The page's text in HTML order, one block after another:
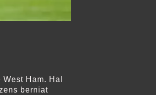
Ham. Hal
berniat